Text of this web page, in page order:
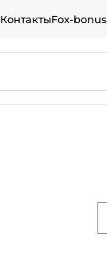
КонтактыFox-bonus